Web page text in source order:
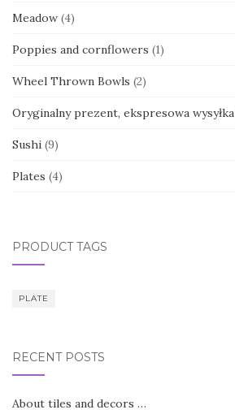
Meadow (4)
Poppies and cornflowers (1)
Wheel Thrown Bowls (2)
Oryginalny prezent, ekspresowa wysyłka
Sushi (9)
Plates (4)
PRODUCT TAGS
PLATE
RECENT POSTS
About tiles and decors …